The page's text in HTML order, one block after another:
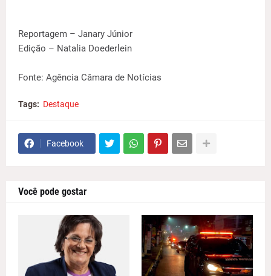
Reportagem – Janary Júnior
Edição – Natalia Doederlein
Fonte: Agência Câmara de Notícias
Tags: Destaque
Facebook
Você pode gostar